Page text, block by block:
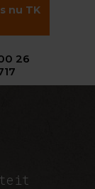
nu TK
26